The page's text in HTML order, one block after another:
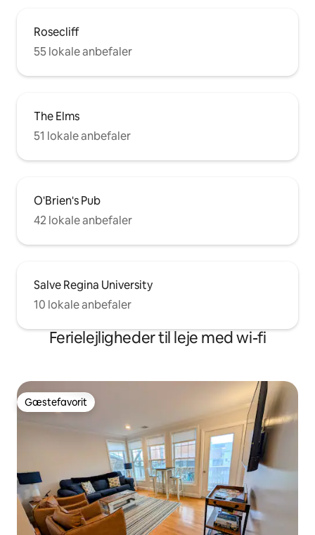
Rosecliff
55 lokale anbefaler
The Elms
51 lokale anbefaler
O'Brien's Pub
42 lokale anbefaler
Salve Regina University
10 lokale anbefaler
Ferielejligheder til leje med wi-fi
Gæstefavorit
Gæstefavorit